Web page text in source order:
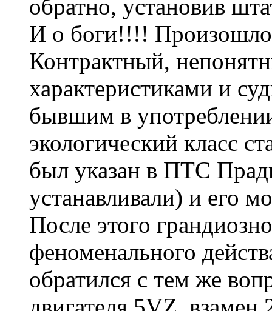
обратно, установив
И о боги!!!!
Контрактный,
характеристиками и
бывшим в
экологический класс
был указан в ПТС
устанавливали) и его
После этого
феноменального
обратился с тем же